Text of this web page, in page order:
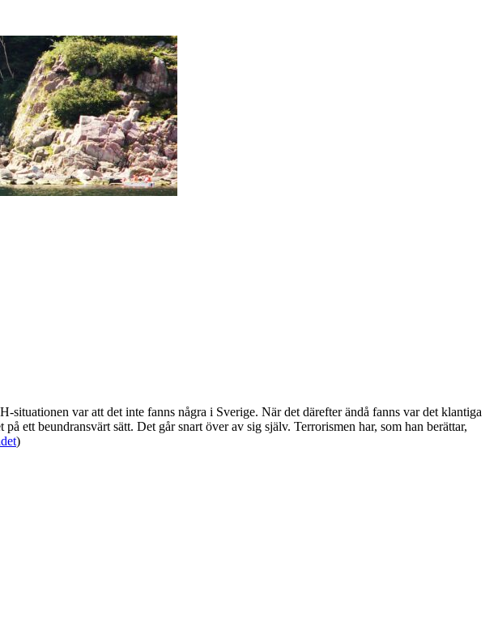
var att det inte fanns några i Sverige. När det därefter ändå fanns var det klantiga
ett beundransvärt sätt. Det går snart över av sig själv. Terrorismen har, som han berättar,
)